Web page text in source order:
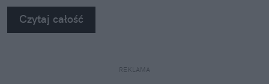
na własne oczy zobaczyć, jak profesjonaliści radzą
sobie z takimi uszkodzeniami.
Czytaj całość
REKLAMA